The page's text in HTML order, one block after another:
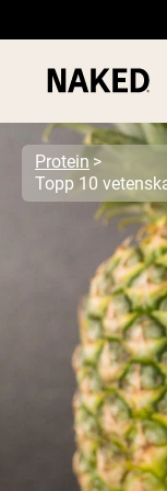
Populära söktermer
”Protein Powder“
”Overnight Oats“
”Vegan protein“
”Collagen“
”Micellar Casein“
Protein